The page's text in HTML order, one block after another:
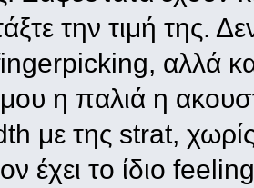
την τιμή της.
αλλά
η παλιά η
με της strat,
έχει το ίδιο